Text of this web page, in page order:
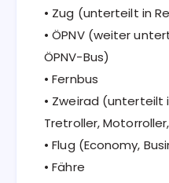
• Zug (unterteilt in
• ÖPNV (weiter
ÖPNV-Bus)
• Fernbus
• Zweirad (unterteilt
Tretroller,
• Flug (Economy,
• Fähre